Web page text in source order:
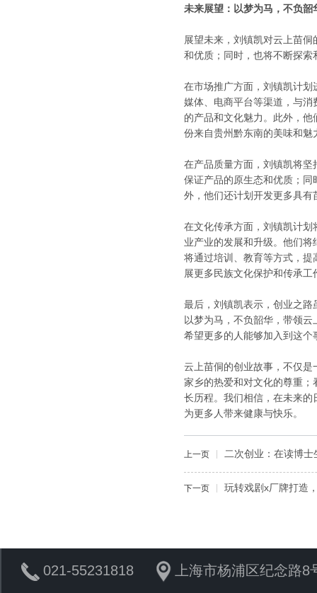
未来展望：以梦为马，不负韶
展望未来，刘镇凯对云上苗
和优质；同时，也将不断探
在市场推广方面，刘镇凯计
媒体、电商平台等渠道，与
的产品和文化魅力。此外，
份来自贵州黔东南的美味和魅
在产品质量方面，刘镇凯将
保证产品的原生态和优质；
外，他们还计划开发更多具
在文化传承方面，刘镇凯计
业产业的发展和升级。他们
将通过培训、教育等方式，
展更多民族文化保护和传承
最后，刘镇凯表示，创业之
以梦为马，不负韶华，带领
希望更多的人能够加入到这
云上苗侗的创业故事，不仅
家乡的热爱和对文化的尊重
长历程。我们相信，在未来
为更多人带来健康与快乐。
上一页 二次创业：在读博
下一页 玩转戏剧x厂牌打造
021-55231818 上海市杨浦区纪念路